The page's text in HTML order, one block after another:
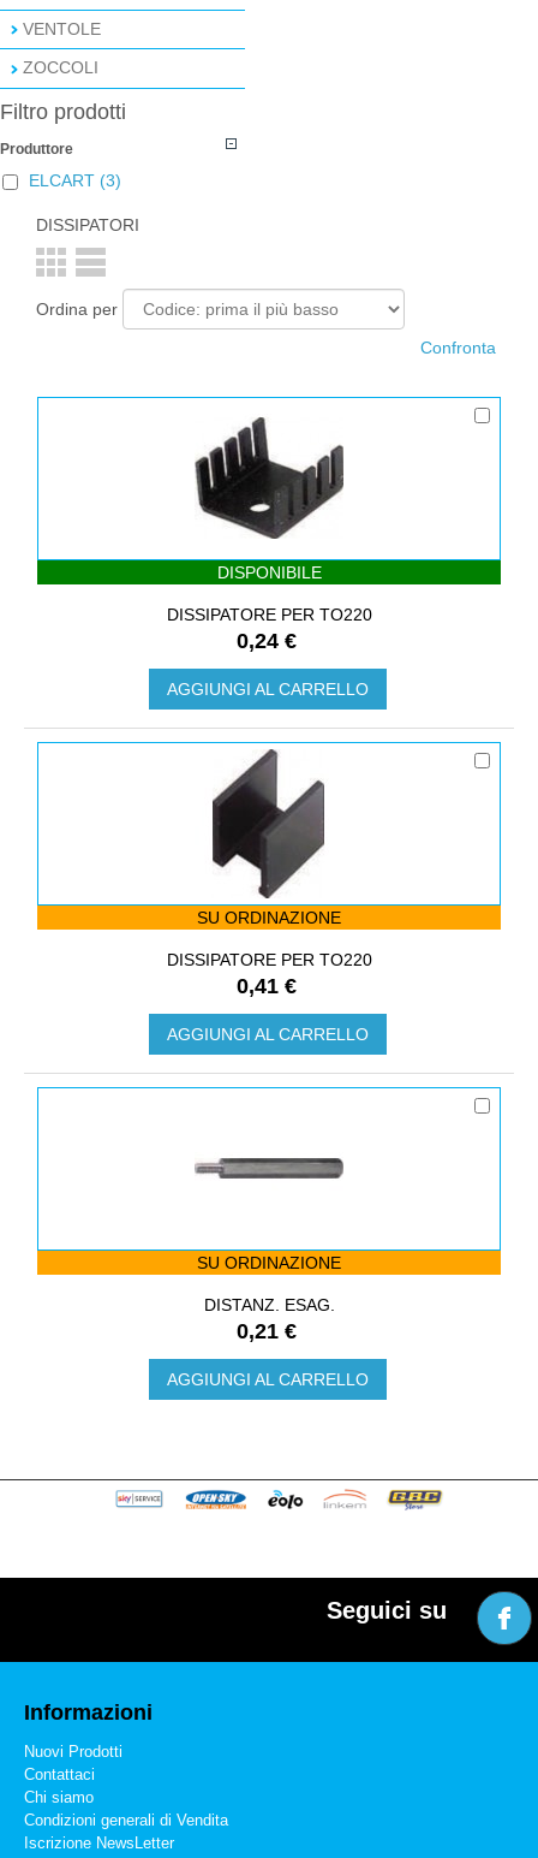
VENTOLE
ZOCCOLI
Filtro prodotti
Produttore
ELCART (3)
DISSIPATORI
Ordina per
DISPONIBILE
DISSIPATORE PER TO220
0,24 €
AGGIUNGI AL CARRELLO
SU ORDINAZIONE
DISSIPATORE PER TO220
0,41 €
AGGIUNGI AL CARRELLO
SU ORDINAZIONE
DISTANZ. ESAG.
0,21 €
AGGIUNGI AL CARRELLO
Seguici su
Informazioni
Nuovi Prodotti
Contattaci
Chi siamo
Condizioni generali di Vendita
Iscrizione NewsLetter